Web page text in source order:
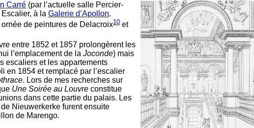
Carré (par l’actuelle salle Percier-
à la Galerie d’Apollon.
ornée de peintures de Delacroix10 et
entre 1852 et 1857 prolongèrent les
l’emplacement de la Joconde) mais
escaliers et les appartements
en 1854 et remplacé par l’escalier
. Lors de mes recherches sur
Une Soirée au Louvre constitue
dans cette partie du palais. Les
Nieuwerkerke furent ensuite
de Marengo.